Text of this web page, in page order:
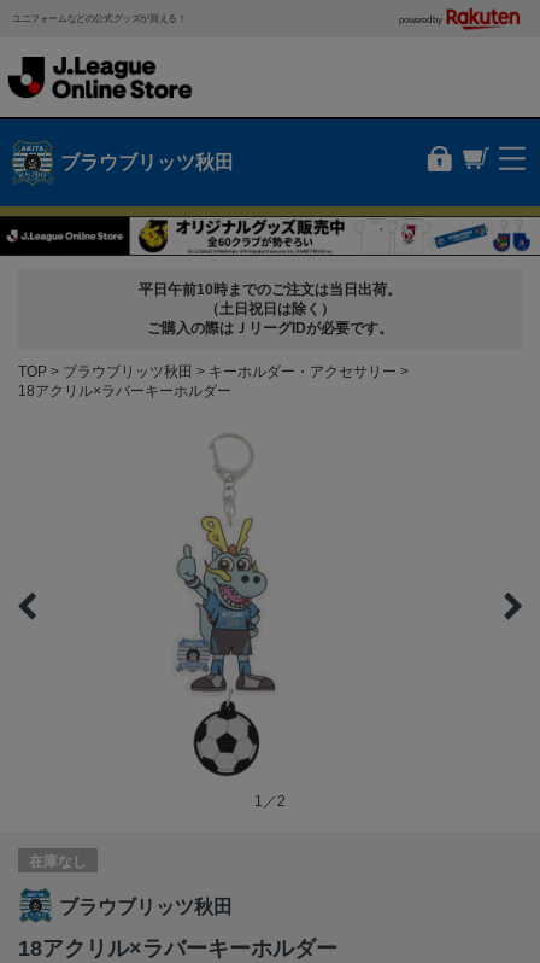
ユニフォームなどの公式グッズが買える！ powered by
ブラウブリッツ秋田
平日午前10時までのご注文は当日出荷。
（土日祝日は除く）
ご購入の際はＪリーグIDが必要です。
TOP ブラウブリッツ秋田
キーホルダー・アクセサリー
18アクリル×ラバーキーホルダー
1／2
在庫なし
ブラウブリッツ秋田
18アクリル×ラバーキーホルダー